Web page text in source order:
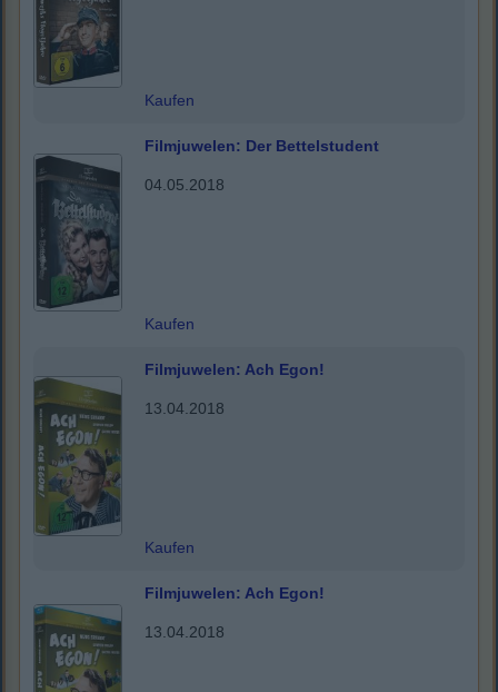
Kaufen
Filmjuwelen: Der Bettelstudent
04.05.2018
Kaufen
Filmjuwelen: Ach Egon!
13.04.2018
Kaufen
Filmjuwelen: Ach Egon!
13.04.2018